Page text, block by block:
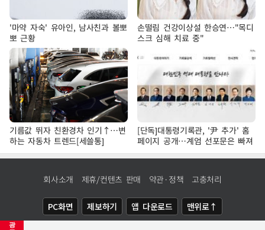
광
'마약 자숙' 유아인, 남사친과 볼뽀
뽀 근황
손떨림 건강이상설 한승연…"목디
스크 심해 치료 중"
기름값 뛰자 친환경차 인기↑…변
하는 자동차 트렌드[세쓸통]
[단독]대통령기록관, '尹 추가' 홈
페이지 공개…계엄 선포문은 빠져
회사소개 제휴/컨텐츠 판매 약관·정책 고충처리
PC화면 제보하기 앱 다운로드 맨위로↑